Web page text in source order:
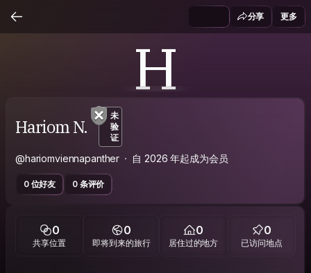
分享 更多
H
Hariom N.
未
验
证
@hariomviennapanther 自 2026 年起成为会员
0 位好友 0 条评价
0
共享位置
0
即将到来的旅行
0
居住过的地方
0
已访问地点